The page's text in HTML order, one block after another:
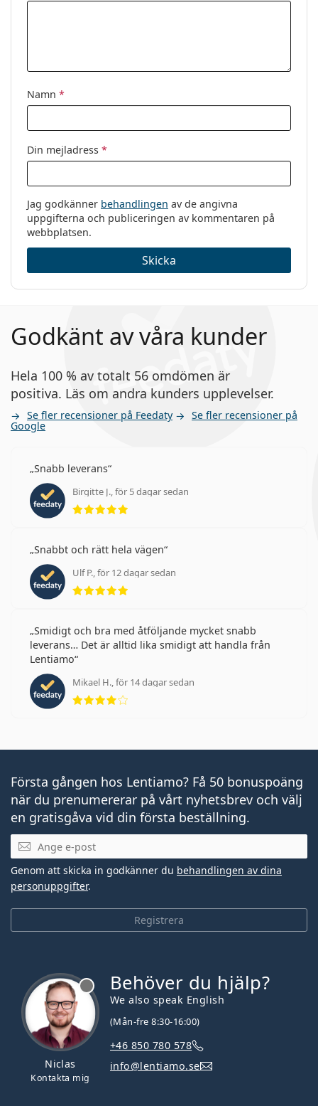
Namn *
Din mejladress *
Jag godkänner behandlingen av de angivna
uppgifterna och publiceringen av kommentaren på
webbplatsen.
Skicka
Godkänt av våra kunder
Hela 100 % av totalt 56 omdömen är
positiva. Läs om andra kunders upplevelser.
Se fler recensioner på Feedaty Se fler recensioner på
Google
Snabb leverans
Birgitte J., för 5 dagar sedan
Betyg 5 av 5
Snabbt och rätt hela vägen
Ulf P., för 12 dagar sedan
Betyg 5 av 5
Smidigt och bra med åtföljande mycket snabb
leverans… Det är alltid lika smidigt att handla från
Lentiamo
Mikael H., för 14 dagar sedan
Betyg 4 av 5
Första gången hos Lentiamo? Få 50 bonuspoäng
när du prenumererar på vårt nyhetsbrev och välj
en gratisgåva vid din första beställning.
Mejladress
Registrera
Genom att skicka in godkänner du behandlingen av dina
personuppgifter.
Niclas
Kontakta mig
Behöver du hjälp?
We also speak English
(Mån-fre 8:30-16:00)
+46 850 780 578
info@lentiamo.se